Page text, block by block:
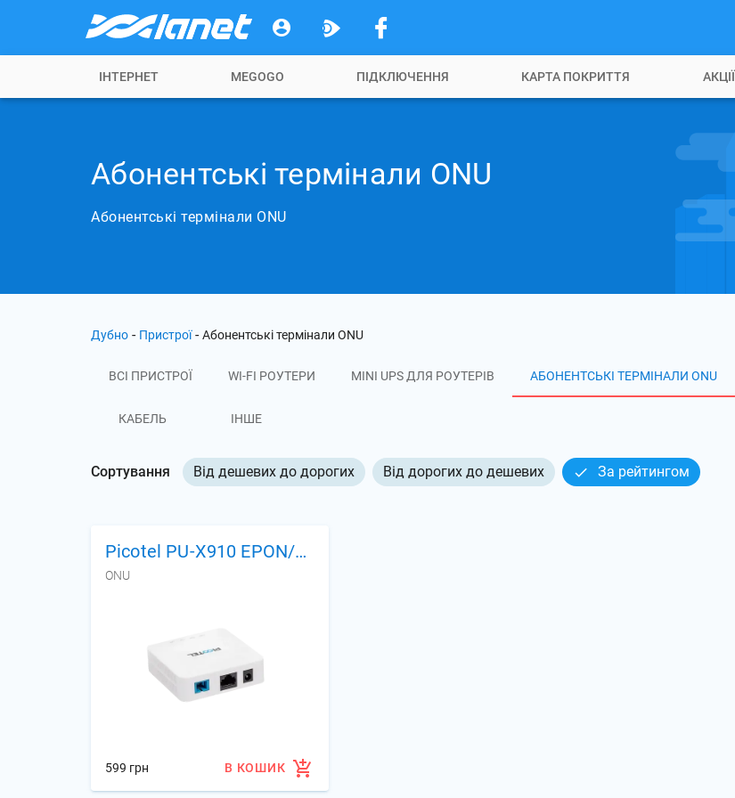
ІНТЕРНЕТ MEGOGO ПІДКЛЮЧЕННЯ КАРТА ПОКРИТТЯ АКЦІЇ
Абонентські термінали ONU
Абонентські термінали ONU
Дубно - Пристрої - Абонентські термінали ONU
ВСІ ПРИСТРОЇ WI-FI РОУТЕРИ MINI UPS ДЛЯ РОУТЕРІВ АБОНЕНТСЬКІ ТЕРМІНАЛИ ONU
КАБЕЛЬ ІНШЕ
Сортування Від дешевих до дорогих Від дорогих до дешевих За рейтингом
Picotel PU-X910 EPON/GPON
ONU
599 грн В КОШИК